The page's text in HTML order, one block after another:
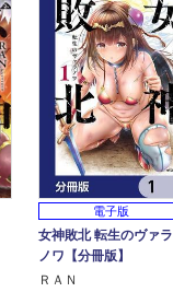
電子版
女神敗北 転生のヴァラ
ノワ【分冊版】
ＲＡＮ